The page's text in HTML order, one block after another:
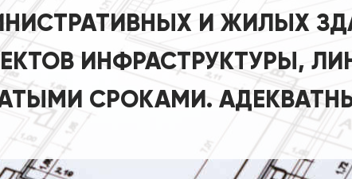
И ЖИЛЫХ
ИНФРАСТРУКТУРЫ,
СРОКАМИ.